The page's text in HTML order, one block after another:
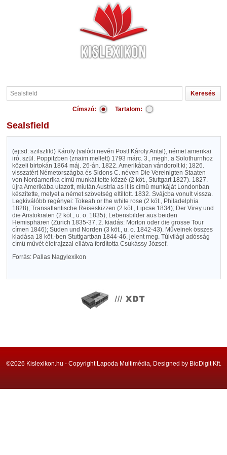
Címszó: Tartalom:
Sealsfield
(ejtsd: szilszfild) Károly (valódi nevén Postl Károly Antal), német amerikai
iró, szül. Poppitzben (znaim mellett) 1793 márc. 3., megh. a Solothurnhoz
közeli birtokán 1864 máj. 26-án. 1822. Amerikában vándorolt ki; 1826.
visszatért Németországba és Sidons C. néven Die Vereinigten Staaten
von Nordamerika címü munkát tette közzé (2 köt., Stuttgart 1827). 1827.
újra Amerikába utazott, miután Austria as it is címü munkáját Londonban
készítette, melyet a német szövetség eltiltott. 1832. Svájcba vonult vissza.
Legkiválóbb regényei: Tokeah or the white rose (2 köt., Philadelphia
1828); Transatlantische Reiseskizzen (2 köt., Lipcse 1834); Der Virey und
die Aristokraten (2 köt., u. o. 1835); Lebensbilder aus beiden
Hemisphären (Zürich 1835-37, 2. kiadás: Morton oder die grosse Tour
címen 1846); Süden und Norden (3 köt., u. o. 1842-43). Műveinek összes
kiadása 18 köt.-ben Stuttgartban 1844-46. jelent meg. Túlvilági adósság
címü művét életrajzzal ellátva fordította Csukássy József.
Forrás: Pallas Nagylexikon
©2026 Kislexikon.hu - Copyright Lapoda Multimédia, Designed by BioDigit Kft.